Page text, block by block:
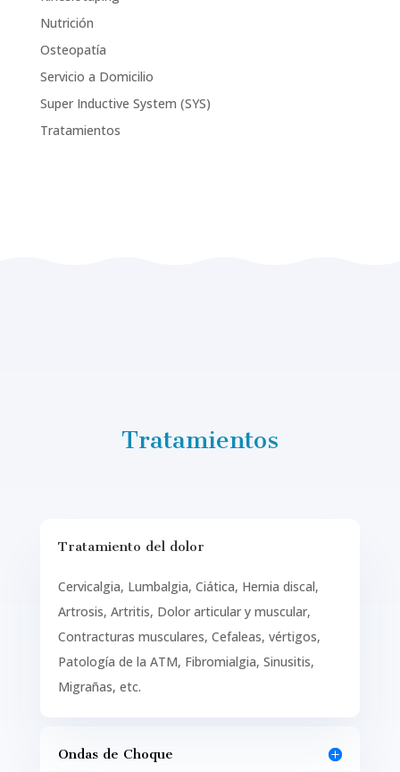
Nutrición
Osteopatía
Servicio a Domicilio
Super Inductive System (SYS)
Tratamientos
Tratamientos
Tratamiento del dolor
Cervicalgia, Lumbalgia, Ciática, Hernia discal,
Artrosis, Artritis, Dolor articular y muscular,
Contracturas musculares, Cefaleas, vértigos,
Patología de la ATM, Fibromialgia, Sinusitis,
Migrañas, etc.
Ondas de Choque